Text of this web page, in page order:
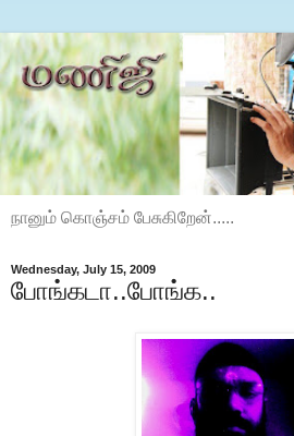
நானும் கொஞ்சம் பேசுகிறேன்.....
Wednesday, July 15, 2009
போங்கடா..போங்க..